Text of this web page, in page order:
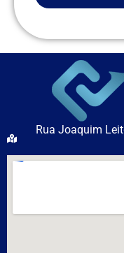
Rua Joaquim